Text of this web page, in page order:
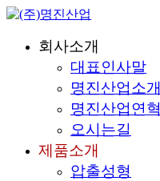
회사소개
대표인사말
명진산업소개
명진산업연혁
오시는길
제품소개
압출성형